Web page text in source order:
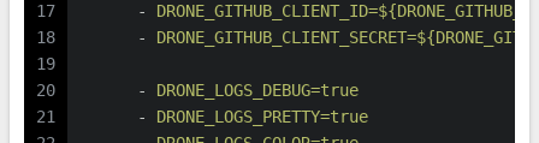
17
18
19
20
21
      -
      -
      -
DRONE_LOGS_DEBUG=true
      -
DRONE_LOGS_PRETTY=true